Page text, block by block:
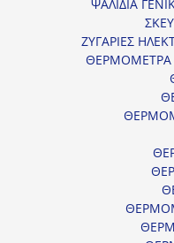
ΨΑΛΙΔΙΑ
ΖΥΓΑΡΙΕΣ
ΘΕΡΜΟΜΕΤΡΑ